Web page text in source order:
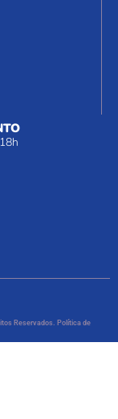
Reservados. Política de